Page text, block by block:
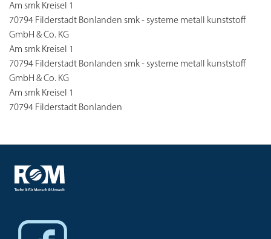
Am smk Kreisel 1
70794 Filderstadt Bonlanden smk - systeme metall kunststoff
GmbH & Co. KG
Am smk Kreisel 1
70794 Filderstadt Bonlanden smk - systeme metall kunststoff
GmbH & Co. KG
Am smk Kreisel 1
70794 Filderstadt Bonlanden